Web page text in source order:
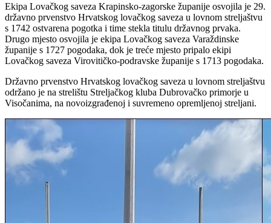
Ekipa Lovačkog saveza Krapinsko-zagorske županije osvojila je 29.
državno prvenstvo Hrvatskog lovačkog saveza u lovnom streljaštvu
s 1742 ostvarena pogotka i time stekla titulu državnog prvaka.
Drugo mjesto osvojila je ekipa Lovačkog saveza Varaždinske
županije s 1727 pogodaka, dok je treće mjesto pripalo ekipi
Lovačkog saveza Virovitičko-podravske županije s 1713 pogodaka.
Državno prvenstvo Hrvatskog lovačkog saveza u lovnom streljaštvu
održano je na strelištu Streljačkog kluba Dubrovačko primorje u
Visočanima, na novoizgrađenoj i suvremeno opremljenoj streljani.